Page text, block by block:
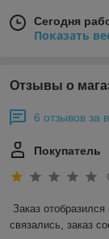
Сегодня
Показать
Отзывы о
6 отзывов за
Покупатель
Заказ
связались, заказ